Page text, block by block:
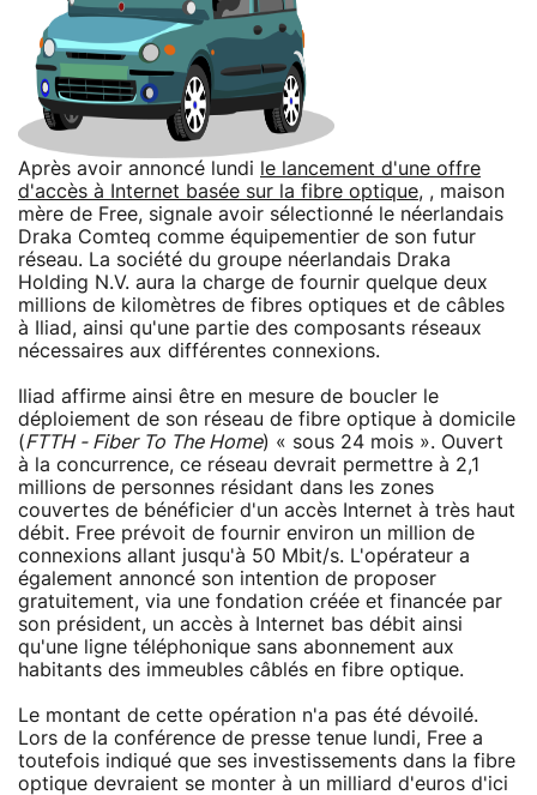
Après avoir annoncé lundi
le lancement d'une offre
d'accès à Internet basée sur la fibre optique, , maison
mère de Free, signale avoir sélectionné le néerlandais
Draka Comteq comme équipementier de son futur
réseau. La société du groupe néerlandais Draka
Holding N.V. aura la charge de fournir quelque deux
millions de kilomètres de fibres optiques et de câbles
à Iliad, ainsi qu'une partie des composants réseaux
nécessaires aux différentes connexions.
Iliad affirme ainsi être en mesure de boucler le
déploiement de son réseau de fibre optique à domicile
(FTTH - Fiber To The Home) « sous 24 mois ». Ouvert
à la concurrence, ce réseau devrait permettre à 2,1
millions de personnes résidant dans les zones
couvertes de bénéficier d'un accès Internet à très haut
débit. Free prévoit de fournir environ un million de
connexions allant jusqu'à 50 Mbit/s. L'opérateur a
également annoncé son intention de proposer
gratuitement, via une fondation créée et financée par
son président, un accès à Internet bas débit ainsi
qu'une ligne téléphonique sans abonnement aux
habitants des immeubles câblés en fibre optique.
Le montant de cette opération n'a pas été dévoilé.
Lors de la conférence de presse tenue lundi, Free a
toutefois indiqué que ses investissements dans la fibre
optique devraient se monter à un milliard d'euros d'ici